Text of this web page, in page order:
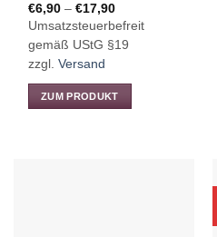
€6,90 –€17,90Preisspanne:
€6,90
bis
€17,90
Umsatzsteuerbefreit
gemäß UStG §19
zzgl.Versand
ZUM PRODUKT